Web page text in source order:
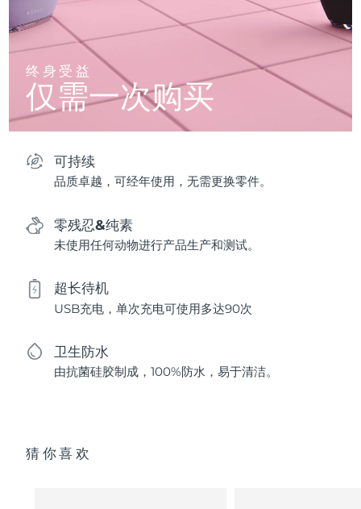
终身受益
仅需一次购买
可持续
品质卓越，可经年使用，无需更换零件。
零残忍&纯素
未使用任何动物进行产品生产和测试。
超长待机
USB充电，单次充电可使用多达90次
卫生防水
由抗菌硅胶制成，100%防水，易于清洁。
猜你喜欢